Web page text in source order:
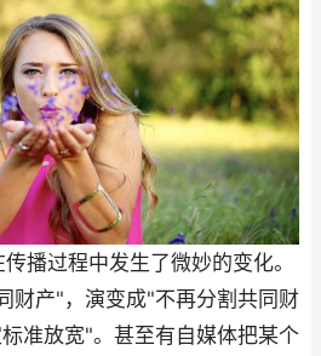
播过程中发生了微妙的变化。
财产"，演变成"不再分割共同财
准放宽"。甚至有自媒体把某个